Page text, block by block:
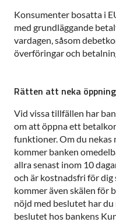
Konsumenter bosatta i
med grundläggande
vardagen, såsom
överföringar och
Rätten att neka
Vid vissa tillfällen har
om att öppna ett
funktioner. Om du
kommer banken
allra senast inom 10
och är kostnadsfri för
kommer även skälen för
nöjd med beslutet har
beslutet hos bankens